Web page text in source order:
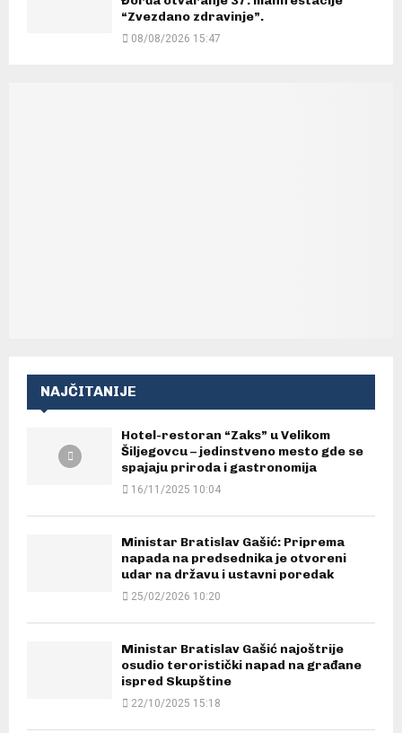
“Zvezdano zdravinje”.
08/08/2026 15:47
NAJČITANIJE
Hotel-restoran “Zaks” u Velikom
Šiljegovcu – jedinstveno mesto gde se
spajaju priroda i gastronomija
16/11/2025 10:04
Ministar Bratislav Gašić: Priprema
napada na predsednika je otvoreni
udar na državu i ustavni poredak
25/02/2026 10:20
Ministar Bratislav Gašić najoštrije
osudio teroristički napad na građane
ispred Skupštine
22/10/2025 15:18